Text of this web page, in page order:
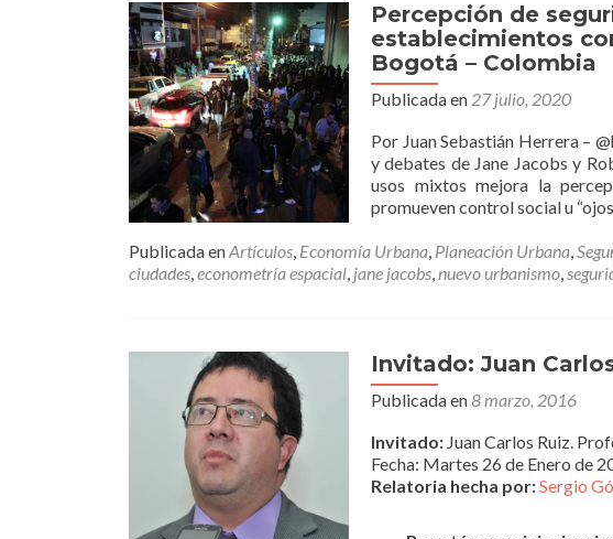
Percepción de
establecimientos
Bogotá – Colombia
Publicada en 27 julio, 2020
Por Juan Sebastián Herrera –
y debates de Jane Jacobs y
usos mixtos mejora la
promueven control social u
Publicada enArtículos, Economía Urbana, Planeación Urbana,
ciudades,econometría espacial, jane jacobs,nuevo urbanismo,
Invitado: Juan
Publicada en8 marzo, 2016
Invitado: Juan Carlos Ruiz.
Fecha: Martes 26 de Enero de
Relatoria hecha por:Sergio